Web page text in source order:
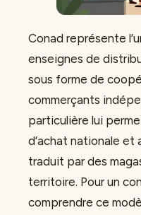
Conad représente
enseignes de
sous forme de
commerçants
particulière lui
d’achat nationale et
traduit par des
territoire. Pour un
comprendre ce